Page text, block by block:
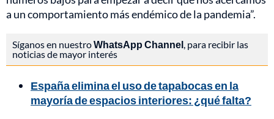
a un comportamiento más endémico de la pandemia”.
Síganos en nuestroWhatsApp Channel , para recibir las
noticias de mayor interés
España elimina el uso de tapabocas en la
mayoría de espacios interiores: ¿qué falta?